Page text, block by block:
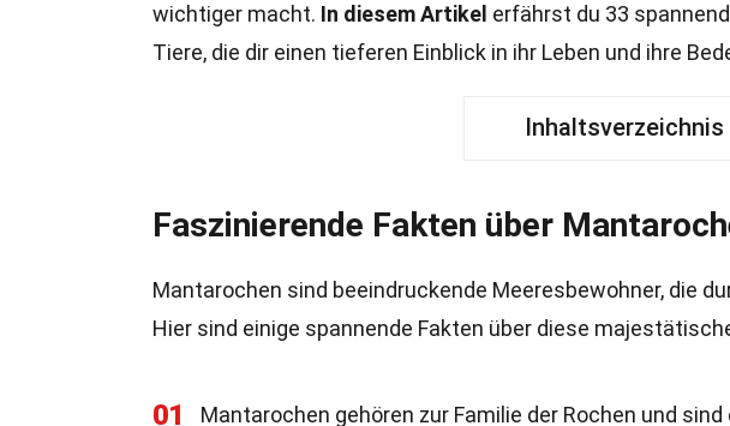
wichtiger macht. In diesem Artikel erfährst du 33
Tiere, die dir einen tieferen Einblick in ihr Leben und ihre
Inhaltsverzeichnis
Faszinierende Fakten über
Mantarochen sind beeindruckende Meeresbewohner, die
Hier sind einige spannende Fakten über diese
01 Mantarochen gehören zur Familie der Rochen und